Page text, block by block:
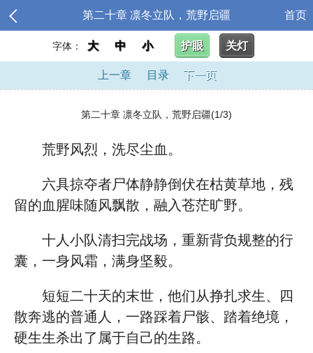
第二十章 凛冬立队，荒野启疆 首页
字体： 大 中 小 护眼 关灯
上一章 目录 下一页
第二十章 凛冬立队，荒野启疆(1/3)
荒野风烈，洗尽尘血。
六具掠夺者尸体静静倒伏在枯黄草地，残
留的血腥味随风飘散，融入苍茫旷野。
十人小队清扫完战场，重新背负规整的行
囊，一身风霜，满身坚毅。
短短二十天的末世，他们从挣扎求生、四
散奔逃的普通人，一路踩着尸骸、踏着绝境，
硬生生杀出了属于自己的生路。